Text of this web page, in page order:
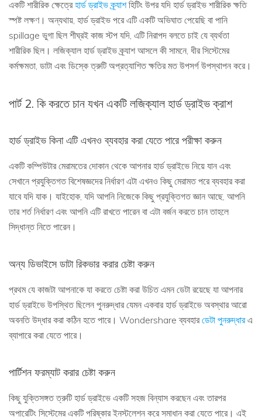
একটি শারীরিক ক্ষেত্রেহার্ড ড্রাইভ ক্র্যাশহিটিং উপর যদি হার্ড ড্রাইভ শারীরিক ক্ষতি
স্পষ্ট লক্ষণ। অন্যথায়, হার্ড ড্রাইভ পরে এটি একটি অভিঘাত পেয়েছি বা পানি
spillage ভুগা ছিল শীঘ্রই কাজ স্টপ যদি, এটি নিরাপদ বলতে চাই যে ব্যর্থতা
শারীরিক ছিল। লজিক্যাল হার্ড ড্রাইভ ক্র্যাশ আসলে কী সামনে, ধীর সিস্টেমের
কর্মক্ষমতা, ডাটা এবং ডিস্কে ত্রুটি অপ্রত্যাশিত ক্ষতির মত উপসর্গ উপস্থাপন করে।
পার্ট 2. কি করতে চান যখন একটি লজিক্যাল হার্ড ড্রাইভ ক্রাশ
হার্ড ড্রাইভ কিনা এটি এখনও ব্যবহার করা যেতে পারে পরীক্ষা করুন
একটি কম্পিউটার মেরামতের দোকান থেকে আপনার হার্ড ড্রাইভে নিয়ে যান এবং
সেখানে প্রযুক্তিগত বিশেষজ্ঞদের নির্ধারণ এটা এখনও কিছু মেরামত পরে ব্যবহার করা
যাবে যদি যাক। যাইহোক, যদি আপনি নিজেকে কিছু প্রযুক্তিগত জ্ঞান আছে, আপনি
তার শর্ত নির্ধারণ এবং আপনি এটি রাখতে পারেন বা এটা বর্জন করতে চান তাহলে
সিদ্ধান্ত নিতে পারেন।
অন্য ডিভাইসে ডাটা রিকভার করার চেষ্টা করুন
প্রথম যে কাজটা আপনাকে যা করতে চেষ্টা করা উচিত এমন ডেটা রয়েছে যা আপনার
হার্ড ড্রাইভে উপস্থিত ছিলেন পুনরুদ্ধার যেমন একবার হার্ড ড্রাইভে অবস্থার আরো
অবনতি উদ্ধার করা কঠিন হতে পারে। Wondershare ব্যবহারডেটা পুনরুদ্ধারএ
ব্যাপারে করা যেতে পারে।
পার্টিশন ফরম্যাট করার চেষ্টা করুন
কিছু যুক্তিসঙ্গত ত্রুটি হার্ড ড্রাইভে একটি সহজ বিন্যাস করছেন এবং তারপর
অপারেটিং সিস্টেমের একটি পরিষ্কার ইনস্টলেশন করে সমাধান করা যেতে পারে। এই